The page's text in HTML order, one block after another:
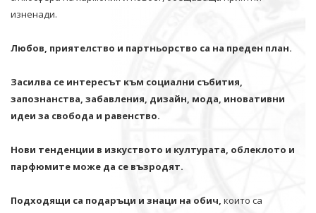
изненади.
Любов, приятелство и партньорство са на преден план.
Засилва се интересът към социални събития,
запознанства, забавления, дизайн, мода, иновативни
идеи за свобода и равенство.
Нови тенденции в изкуството и културата, облеклото и
парфюмите може да се възродят.
Подходящи са подаръци и знаци на обич, които са